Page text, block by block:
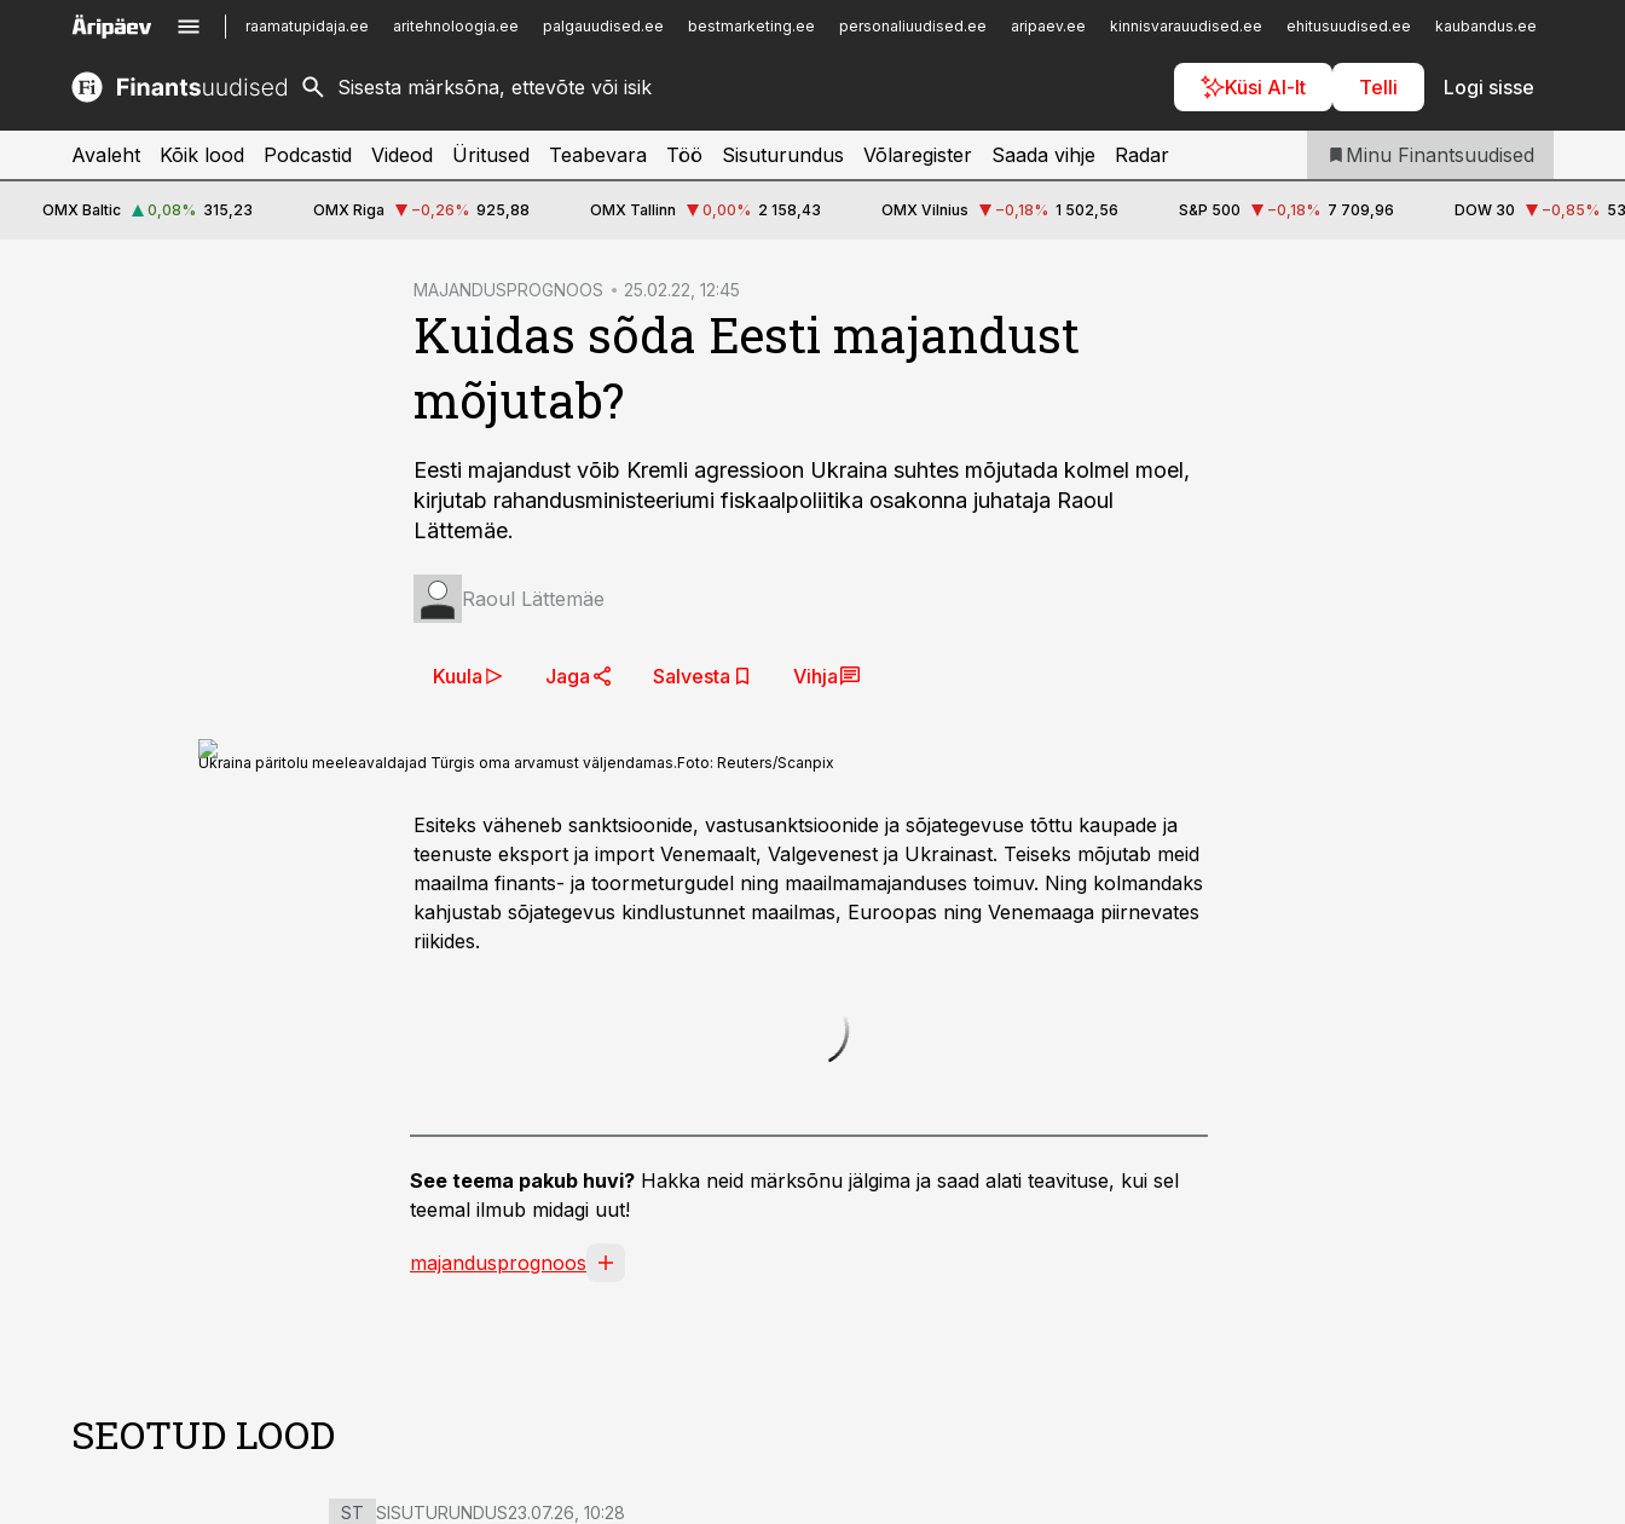
raamatupidaja.ee aritehnoloogia.ee palgauudised.ee bestmarketing.ee personaliuudised.ee aripaev.ee kinnisvarauudised.ee ehitusuudised.ee kaubandus.ee
Küsi AI-lt Telli Logi sisse
kinnisvarauudised.ee
logistikauudised.ee
imelineajalugu.ee
Infopank
Iseteenindus
Telli Finantsuudised
Avaleht Kõik lood Podcastid Videod Üritused Teabevara Töö Sisuturundus Võlaregister Saada vihje Radar Minu Finantsuudised
OMX Baltic 0,08% 315,23 OMX Riga −0,26% 925,88 OMX Tallinn 0,00% 2 158,43 OMX Vilnius −0,18% 1 502,56 S&P 500 −0,18% 7 709,96 DOW 30 −0,85%
MAJANDUSPROGNOOS 25.02.22, 12:45
Kuidas sõda Eesti majandust
mõjutab?
Eesti majandust võib Kremli agressioon Ukraina suhtes mõjutada kolmel moel,
kirjutab rahandusministeeriumi fiskaalpoliitika osakonna juhataja Raoul
Lättemäe.
Raoul Lättemäe
Kuula Jaga Salvesta Vihja
Ukraina päritolu meeleavaldajad Türgis oma arvamust väljendamas.Foto: Reuters/Scanpix
Esiteks väheneb sanktsioonide, vastusanktsioonide ja sõjategevuse tõttu kaupade ja
teenuste eksport ja import Venemaalt, Valgevenest ja Ukrainast. Teiseks mõjutab meid
maailma finants- ja toormeturgudel ning maailmamajanduses toimuv. Ning kolmandaks
kahjustab sõjategevus kindlustunnet maailmas, Euroopas ning Venemaaga piirnevates
riikides.
See teema pakub huvi? Hakka neid märksõnu jälgima ja saad alati teavituse, kui sel
teemal ilmub midagi uut!
majandusprognoos
SEOTUD LOOD
ST SISUTURUNDUS23.07.26, 10:28